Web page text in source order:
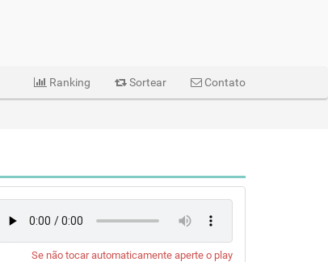
Ranking Sortear Contato
Se não tocar automaticamente aperte o play